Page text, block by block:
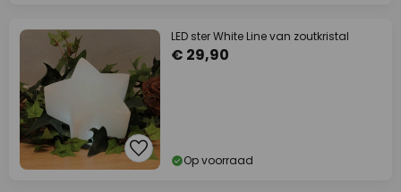
LED ster White Line van zoutkristal
€ 29,90
Op voorraad